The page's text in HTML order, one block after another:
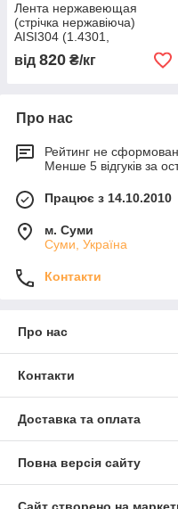
Лента нержавеющая
(стрічка нержавіюча)
AISI304 (1.4301,
08Х18Н10) мякгая 400 х
0,23
від 820 ₴/кг
Про нас
Рейтинг не
Менше 5 відгуків за
Працює з 14.10.2010
м. Суми
Суми, Україна
Контакти
Про нас
Контакти
Доставка та оплата
Повна версія сайту